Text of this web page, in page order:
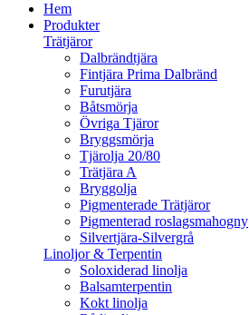
Hem
Produkter
Trätjäror
Dalbrändtjära
Fintjära Prima Dalbränd
Furutjära
Båtsmörja
Övriga Tjäror
Bryggsmörja
Tjärolja 20/80
Trätjära A
Bryggolja
Pigmenterade Trätjäror
Pigmenterad roslagsmahogny
Silvertjära-Silvergrå
Linoljor & Terpentin
Soloxiderad linolja
Balsamterpentin
Kokt linolja